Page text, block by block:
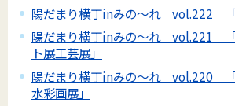
陽だまり横丁inみの～れ vol.222 「
陽だまり横丁inみの～れ vol.221 「
ト展工芸展」
陽だまり横丁inみの～れ vol.220 「
水彩画展」